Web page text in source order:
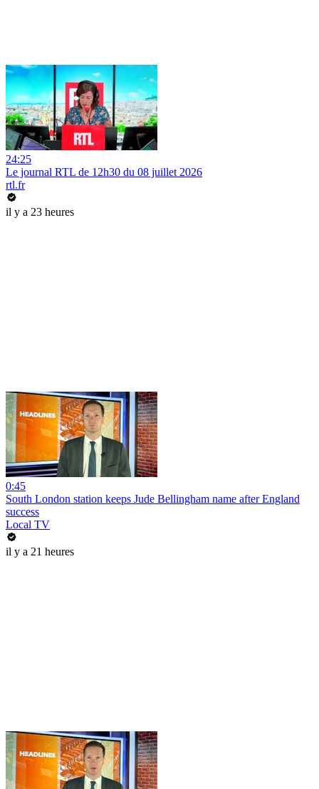
24:25
Le journal RTL de 12h30 du 08 juillet 2026
rtl.fr
il y a 23 heures
0:45
South London station keeps Jude Bellingham name after England
success
Local TV
il y a 21 heures